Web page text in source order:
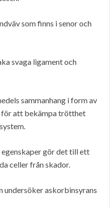
som finns i senor och
svaga ligament och
sammanhang i form av
att bekämpa trötthet
gör det till ett
celler från skador.
undersöker askorbinsyrans